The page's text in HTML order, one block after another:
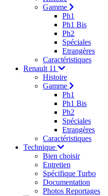
Gamme
Ph1
Ph1 Bis
Ph2
Spéciales
Etrangères
Caractéristiques
Renault 11
Histoire
Gamme
Ph1
Ph1 Bis
Ph2
Spéciales
Etrangères
Caractéristiques
Technique
Bien choisir
Entretien
Spécifique Turbo
Documentation
Photos Reportages